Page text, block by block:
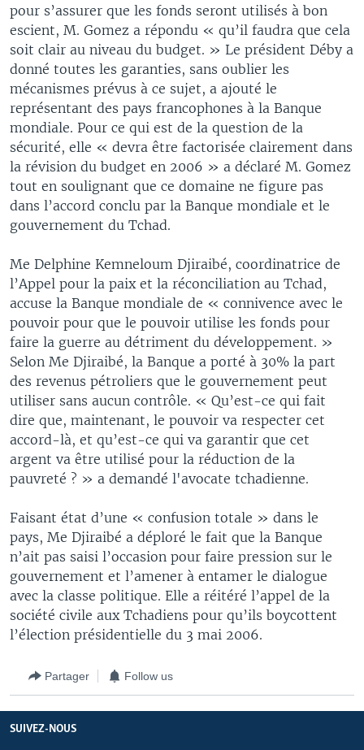
pour s’assurer que les fonds seront utilisés à bon
escient, M. Gomez a répondu « qu’il faudra que cela
soit clair au niveau du budget. » Le président Déby a
donné toutes les garanties, sans oublier les
mécanismes prévus à ce sujet, a ajouté le
représentant des pays francophones à la Banque
mondiale. Pour ce qui est de la question de la
sécurité, elle « devra être factorisée clairement dans
la révision du budget en 2006 » a déclaré M. Gomez
tout en soulignant que ce domaine ne figure pas
dans l’accord conclu par la Banque mondiale et le
gouvernement du Tchad.
Me Delphine Kemneloum Djiraibé, coordinatrice de
l’Appel pour la paix et la réconciliation au Tchad,
accuse la Banque mondiale de « connivence avec le
pouvoir pour que le pouvoir utilise les fonds pour
faire la guerre au détriment du développement. »
Selon Me Djiraibé, la Banque a porté à 30% la part
des revenus pétroliers que le gouvernement peut
utiliser sans aucun contrôle. « Qu’est-ce qui fait
dire que, maintenant, le pouvoir va respecter cet
accord-là, et qu’est-ce qui va garantir que cet
argent va être utilisé pour la réduction de la
pauvreté ? » a demandé l'avocate tchadienne.
Faisant état d’une « confusion totale » dans le
pays, Me Djiraibé a déploré le fait que la Banque
n’ait pas saisi l’occasion pour faire pression sur le
gouvernement et l’amener à entamer le dialogue
avec la classe politique. Elle a réitéré l’appel de la
société civile aux Tchadiens pour qu’ils boycottent
l’élection présidentielle du 3 mai 2006.
Partager Follow us
SUIVEZ-NOUS